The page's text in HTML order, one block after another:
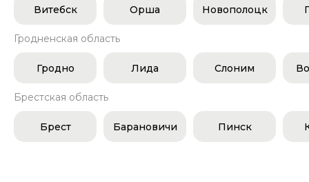
Витебск Орша Новополоцк
Гродненская область
Гродно Лида Слоним
Брестская область
Брест Барановичи Пинск